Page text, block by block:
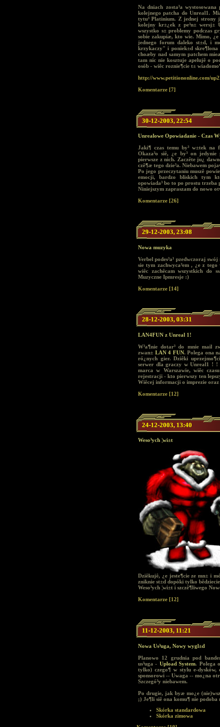
Na dniach zosta³a
kolejnego patcha do Unreal1.
tytu³ Platinium. Z jednej strony
kolejny kr±¿ek z pe³n±
wszystko s± problemy podczas
sobie zakupiæ, kto wie. Mimo,
jednego forum daleko st±d, i
krzykaczy" i poniek±d
choæby nad samym patchem
tam nic nie kosztuje apelujê o
osób - wiêc roznie¶cie t±
http://www.petitiononline.com/
Komentarze [7]
30-12-2003, 22:54
Unrealowe Opowiadanie - Czas
Jaki¶ czas temu by³ w±tek na
Okaza³o siê, ¿e by³ on
pierwsze z nich. Zaczête ju¿
czê¶æ tego dzie³a. Niebawem
Po jego przeczytaniu muszê
emocji, bardzo bliskich tym
opowiada³ bo to po prostu
Niniejszym zapraszam do nowo
Komentarze [26]
29-12-2003, 23:08
Nowa muzyka
Verbel podes³a³ pzedwczoraj
sie tym zachwyca³em , ¿e z tego
wiêc zachêcam wszystkich do
Muzyczne Ipmresje :)
Komentarze [14]
28-12-2003, 03:31
LAN4FUN z Unreal 1!
W³a¶nie dotar³ do mnie mail
zwan± LAN 4 FUN. Polega ona
ró¿nych gier. Dziêki
serwer dla graczy w Unreal1 ! !
marca w Warszawie, wiêc
rejestracji - kto pierwszy ten
Wiêcej informacji o imprezie
Komentarze [12]
24-12-2003, 13:40
Weso³ych ¦wi±t
Dziêkujê, ¿e jeste¶cie ze mn± i
zniknie st±d dopóki tylko
Weso³ych ¦wi±t i szczê¶liwego
Komentarze [12]
11-12-2003, 11:21
Nowa Us³uga, Nowy wygl±d
Planowo 12 grudnia pod
us³uga - Upload System. Polega
tylko) czego¶ w stylu e-
sponsorowi -- Uwaga -- mo¿na
Szczegó³y niebawem.
Po drugie, jak byæ mo¿e
;) Je¶li siê ona komu¶ nie
Skórka standardowa
Skórka zimowa